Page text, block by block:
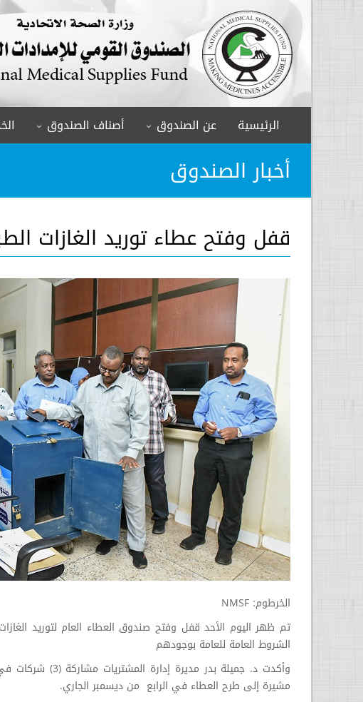
الرئيسية عن الصندوق أصناف الصندوق
أخبار الصندوق
قفل وفتح عطاء توريد الغازات
الخرطوم: NMSF
تم ظهر اليوم الأحد قفل وفتح صندوق العطاء العام لتوريد
الشروط العامة للعامة بوجودهم
مشيرة إلى طرح العطاء في الرابع من ديسمبر الجاري.